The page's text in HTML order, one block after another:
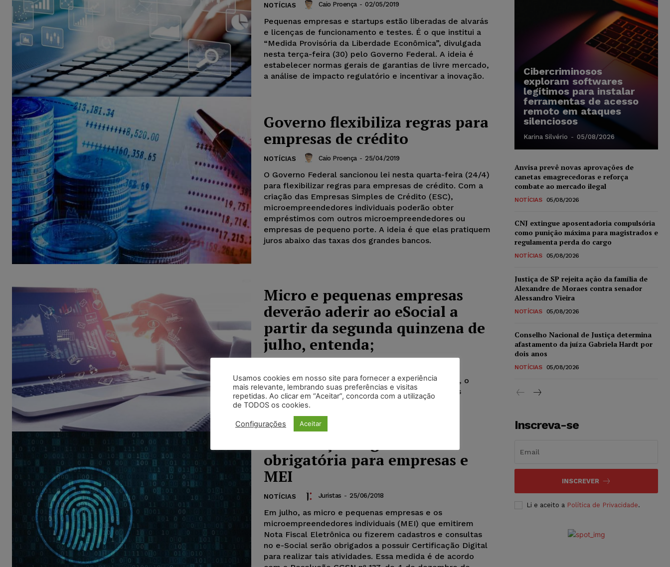
NOTÍCIAS Caio Proença - 02/05/2019
Pequenas empresas e startups estão liberadas de alvarás
e licenças de funcionamento e testes. É o que institui a
“Medida Provisória da Liberdade Econômica”, divulgada
nesta terça-feira (30) pelo Governo Federal. A ideia é
estabelecer normas gerais de garantias de livre mercado,
a análise de impacto regulatório e incentivar a inovação.
Governo flexibiliza regras para
empresas de crédito
NOTÍCIAS Caio Proença - 25/04/2019
O Governo Federal sancionou lei nesta quarta-feira (24/4)
para flexibilizar regras para empresas de crédito. Com a
criação das Empresas Simples de Crédito (ESC),
microempreendedores individuais poderão obter
empréstimos com outros microempreendedores ou
empresas de pequeno porte. A ideia é que elas pratiquem
juros abaixo das taxas dos grandes bancos.
Micro e pequenas empresas
deverão aderir ao eSocial a
partir da segunda quinzena de
julho, entenda;
O sistema informatizado da administração pública, o
eSocial, será obrigatório para as micro e pequenas
empresas a partir da segunda quinzena de julho.
obrigatória para empresas e
MEI
NOTÍCIAS Juristas - 25/06/2018
Em julho, as micro e pequenas empresas e os
microempreendedores individuais (MEI) que emitirem
Nota Fiscal Eletrônica ou fizerem cadastros e consultas
no e-Social serão obrigados a possuir Certificação Digital
para realizar tais atividades. Essa medida é de acordo
Cibercriminosos
exploram softwares
legítimos para instalar
ferramentas de acesso
remoto em ataques
silenciosos
Karina Silvério - 05/08/2026
Anvisa prevê novas aprovações de
canetas emagrecedoras e reforça
combate ao mercado ilegal
NOTÍCIAS 05/08/2026
CNJ extingue aposentadoria compulsória
como punição máxima para magistrados e
regulamenta perda do cargo
NOTÍCIAS 05/08/2026
Justiça de SP rejeita ação da família de
Alexandre de Moraes contra senador
Alessandro Vieira
NOTÍCIAS 05/08/2026
Conselho Nacional de Justiça determina
afastamento da juíza Gabriela Hardt por
dois anos
NOTÍCIAS 05/08/2026
Inscreva-se
INSCREVER
Li e aceito a Política de Privacidade.
Usamos cookies em nosso site para fornecer a experiência
mais relevante, lembrando suas preferências e visitas
repetidas. Ao clicar em “Aceitar”, concorda com a utilização
de TODOS os cookies.
Configurações Aceitar